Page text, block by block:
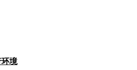
境